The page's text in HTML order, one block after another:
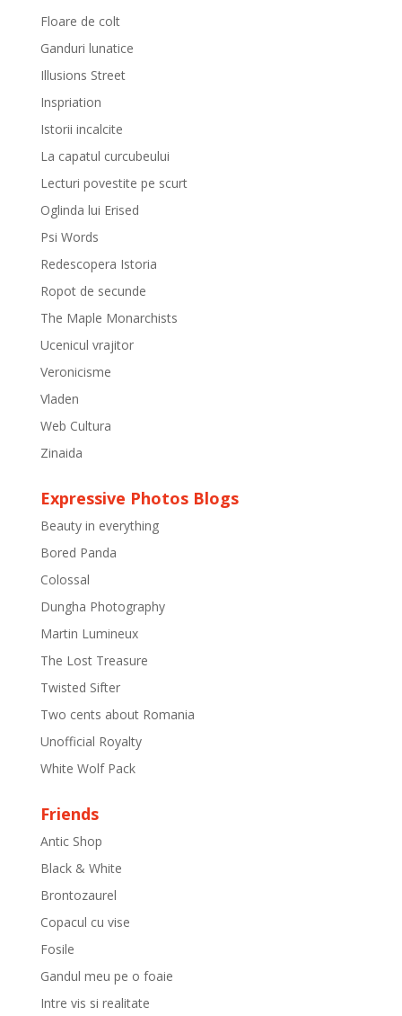
Floare de colt
Ganduri lunatice
Illusions Street
Inspriation
Istorii incalcite
La capatul curcubeului
Lecturi povestite pe scurt
Oglinda lui Erised
Psi Words
Redescopera Istoria
Ropot de secunde
The Maple Monarchists
Ucenicul vrajitor
Veronicisme
Vladen
Web Cultura
Zinaida
Expressive Photos Blogs
Beauty in everything
Bored Panda
Colossal
Dungha Photography
Martin Lumineux
The Lost Treasure
Twisted Sifter
Two cents about Romania
Unofficial Royalty
White Wolf Pack
Friends
Antic Shop
Black & White
Brontozaurel
Copacul cu vise
Fosile
Gandul meu pe o foaie
Intre vis si realitate